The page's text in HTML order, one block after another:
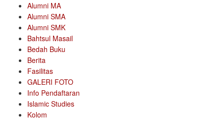
Alumni MA
Alumni SMA
Alumni SMK
Bahtsul Masail
Bedah Buku
Berita
Fasilitas
GALERI FOTO
Info Pendaftaran
Islamic Studies
Kolom